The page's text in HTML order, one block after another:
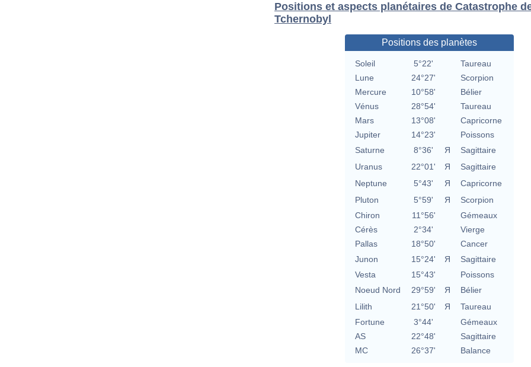
Positions et aspects planétaires de Catastrophe
Tchernobyl
Positions des planètes
Soleil 5°22'
Taureau
Lune
24°27'
Scorpion
Mercure
10°58'
Bélier
Vénus
28°54'
Taureau
Mars
13°08'
Capricorne
Jupiter
14°23'
Poissons
Saturne
8°36' Я
Sagittaire
Uranus
22°01' Я
Sagittaire
Neptune
5°43' Я
Capricorne
Pluton
5°59' Я
Scorpion
Chiron
11°56'
Gémeaux
Cérès
2°34'
Vierge
Pallas
18°50'
Cancer
Junon
15°24' Я
Sagittaire
Vesta
15°43'
Poissons
Noeud Nord
29°59' Я
Bélier
Lilith
21°50' Я
Taureau
Fortune
3°44'
Gémeaux
AS
22°48'
Sagittaire
MC
26°37' Balance